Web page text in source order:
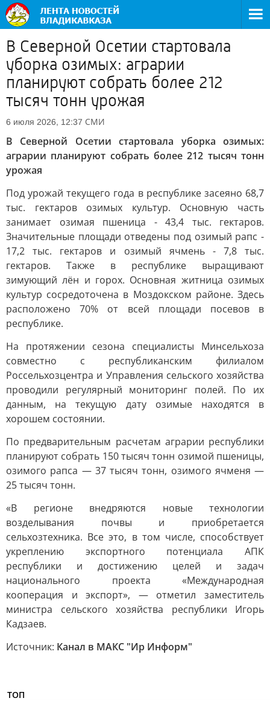
В Северной Осетии стартовала
уборка озимых: аграрии
планируют собрать более 212
тысяч тонн урожая
6 июля 2026, 12:37 СМИ
В Северной Осетии стартовала уборка озимых:
аграрии планируют собрать более 212 тысяч тонн
урожая
Под урожай текущего года в республике засеяно 68,7
тыс. гектаров озимых культур. Основную часть
занимает озимая пшеница - 43,4 тыс. гектаров.
Значительные площади отведены под озимый рапс -
17,2 тыс. гектаров и озимый ячмень - 7,8 тыс.
гектаров. Также в республике выращивают
зимующий лён и горох. Основная житница озимых
культур сосредоточена в Моздокском районе. Здесь
расположено 70% от всей площади посевов в
республике.
На протяжении сезона специалисты Минсельхоза
совместно с республиканским филиалом
Россельхозцентра и Управления сельского хозяйства
проводили регулярный мониторинг полей. По их
данным, на текущую дату озимые находятся в
хорошем состоянии.
По предварительным расчетам аграрии республики
планируют собрать 150 тысяч тонн озимой пшеницы,
озимого рапса — 37 тысяч тонн, озимого ячменя —
25 тысяч тонн.
«В регионе внедряются новые технологии
возделывания почвы и приобретается
сельхозтехника. Все это, в том числе, способствует
укреплению экспортного потенциала АПК
республики и достижению целей и задач
национального проекта «Международная
кооперация и экспорт», — отметил заместитель
министра сельского хозяйства республики Игорь
Кадзаев.
Источник: Канал в МАКС "Ир Информ"
ТОП